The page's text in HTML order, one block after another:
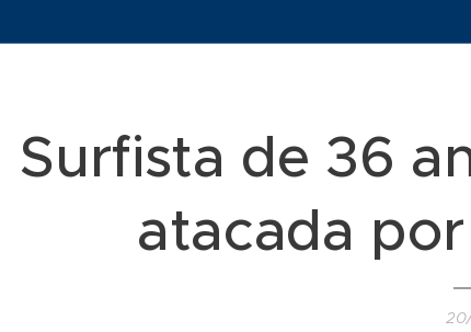
Surfista de 36
atacada